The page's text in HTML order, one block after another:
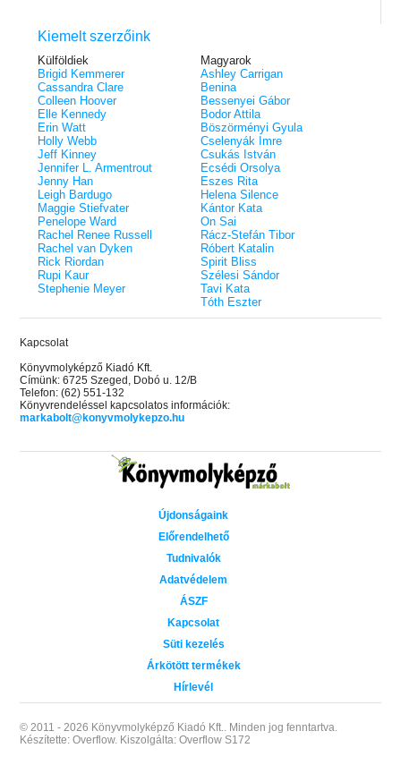
Kiemelt szerzőink
Külföldiek
Brigid Kemmerer
Cassandra Clare
Colleen Hoover
Elle Kennedy
Erin Watt
Holly Webb
Jeff Kinney
Jennifer L. Armentrout
Jenny Han
Leigh Bardugo
Maggie Stiefvater
Penelope Ward
Rachel Renee Russell
Rachel van Dyken
Rick Riordan
Rupi Kaur
Stephenie Meyer
Magyarok
Ashley Carrigan
Benina
Bessenyei Gábor
Bodor Attila
Böszörményi Gyula
Cselenyák Imre
Csukás István
Ecsédi Orsolya
Eszes Rita
Helena Silence
Kántor Kata
On Sai
Rácz-Stefán Tibor
Róbert Katalin
Spirit Bliss
Szélesi Sándor
Tavi Kata
Tóth Eszter
Kapcsolat
Könyvmolyképző Kiadó Kft.
Címünk: 6725 Szeged, Dobó u. 12/B
Telefon: (62) 551-132
Könyvrendeléssel kapcsolatos információk:
markabolt@konyvmolykepzo.hu
Újdonságaink
Előrendelhető
Tudnivalók
Adatvédelem
ÁSZF
Kapcsolat
Süti kezelés
Árkötött termékek
Hírlevél
© 2011 - 2026 Könyvmolyképző Kiadó Kft.. Minden jog fenntartva.
Készítette: Overflow. Kiszolgálta: Overflow S172